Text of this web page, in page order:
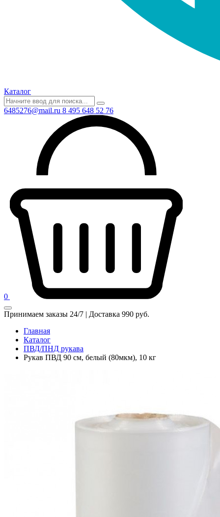
Каталог
6485276@mail.ru 8 495 648 52 76
0
Принимаем заказы 24/7 | Доставка 990 руб.
Главная
Каталог
ПВД/ПНД рукава
Рукав ПВД 90 см, белый (80мкм), 10 кг